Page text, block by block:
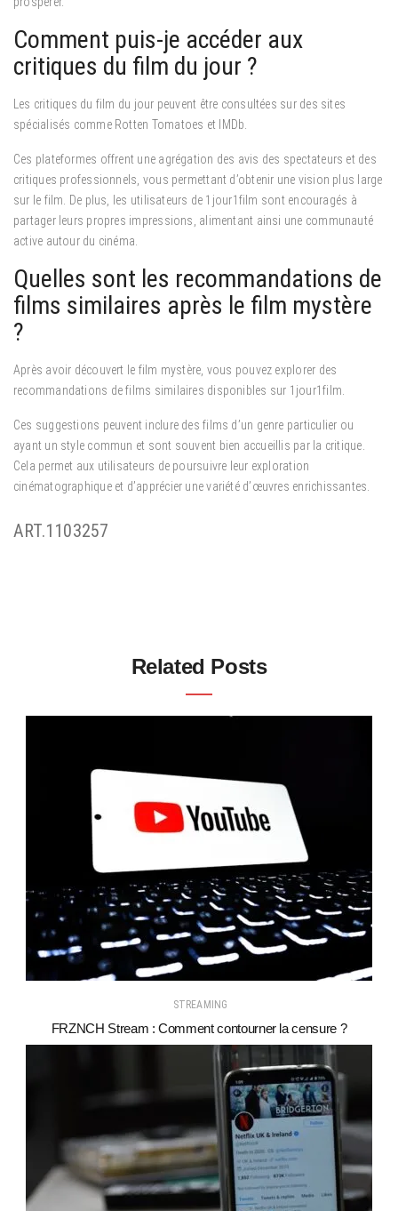
Comment puis-je accéder aux
critiques du film du jour ?
Les critiques du film du jour peuvent être consultées sur des sites
spécialisés comme Rotten Tomatoes et IMDb.
Ces plateformes offrent une agrégation des avis des spectateurs et des
critiques professionnels, vous permettant d’obtenir une vision plus large
sur le film. De plus, les utilisateurs de 1jour1film sont encouragés à
partager leurs propres impressions, alimentant ainsi une communauté
active autour du cinéma.
Quelles sont les recommandations de
films similaires après le film mystère
?
Après avoir découvert le film mystère, vous pouvez explorer des
recommandations de films similaires disponibles sur 1jour1film.
Ces suggestions peuvent inclure des films d’un genre particulier ou
ayant un style commun et sont souvent bien accueillis par la critique.
Cela permet aux utilisateurs de poursuivre leur exploration
cinématographique et d’apprécier une variété d’œuvres enrichissantes.
ART.1103257
Related Posts
STREAMING
FRZNCH Stream : Comment contourner la censure ?